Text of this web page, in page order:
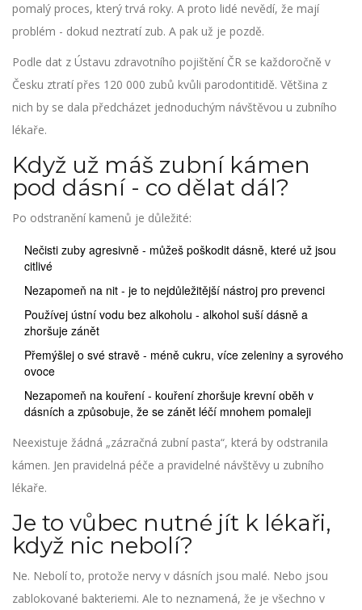
pomalý proces, který trvá roky. A proto lidé nevědí, že mají
problém - dokud neztratí zub. A pak už je pozdě.
Podle dat z Ústavu zdravotního pojištění ČR se každoročně v
Česku ztratí přes 120 000 zubů kvůli parodontitidě. Většina z
nich by se dala předcházet jednoduchým návštěvou u zubního
lékaře.
Když už máš zubní kámen
pod dásní - co dělat dál?
Po odstranění kamenů je důležité:
Nečisti zuby agresivně - můžeš poškodit dásně, které už jsou
citlivé
Nezapomeň na nit - je to nejdůležitější nástroj pro prevenci
Používej ústní vodu bez alkoholu - alkohol suší dásně a
zhoršuje zánět
Přemýšlej o své stravě - méně cukru, více zeleniny a syrového
ovoce
Nezapomeň na kouření - kouření zhoršuje krevní oběh v
dásních a způsobuje, že se zánět léčí mnohem pomaleji
Neexistuje žádná „zázračná zubní pasta“, která by odstranila
kámen. Jen pravidelná péče a pravidelné návštěvy u zubního
lékaře.
Je to vůbec nutné jít k lékaři,
když nic nebolí?
Ne. Nebolí to, protože nervy v dásních jsou malé. Nebo jsou
zablokované bakteriemi. Ale to neznamená, že je všechno v